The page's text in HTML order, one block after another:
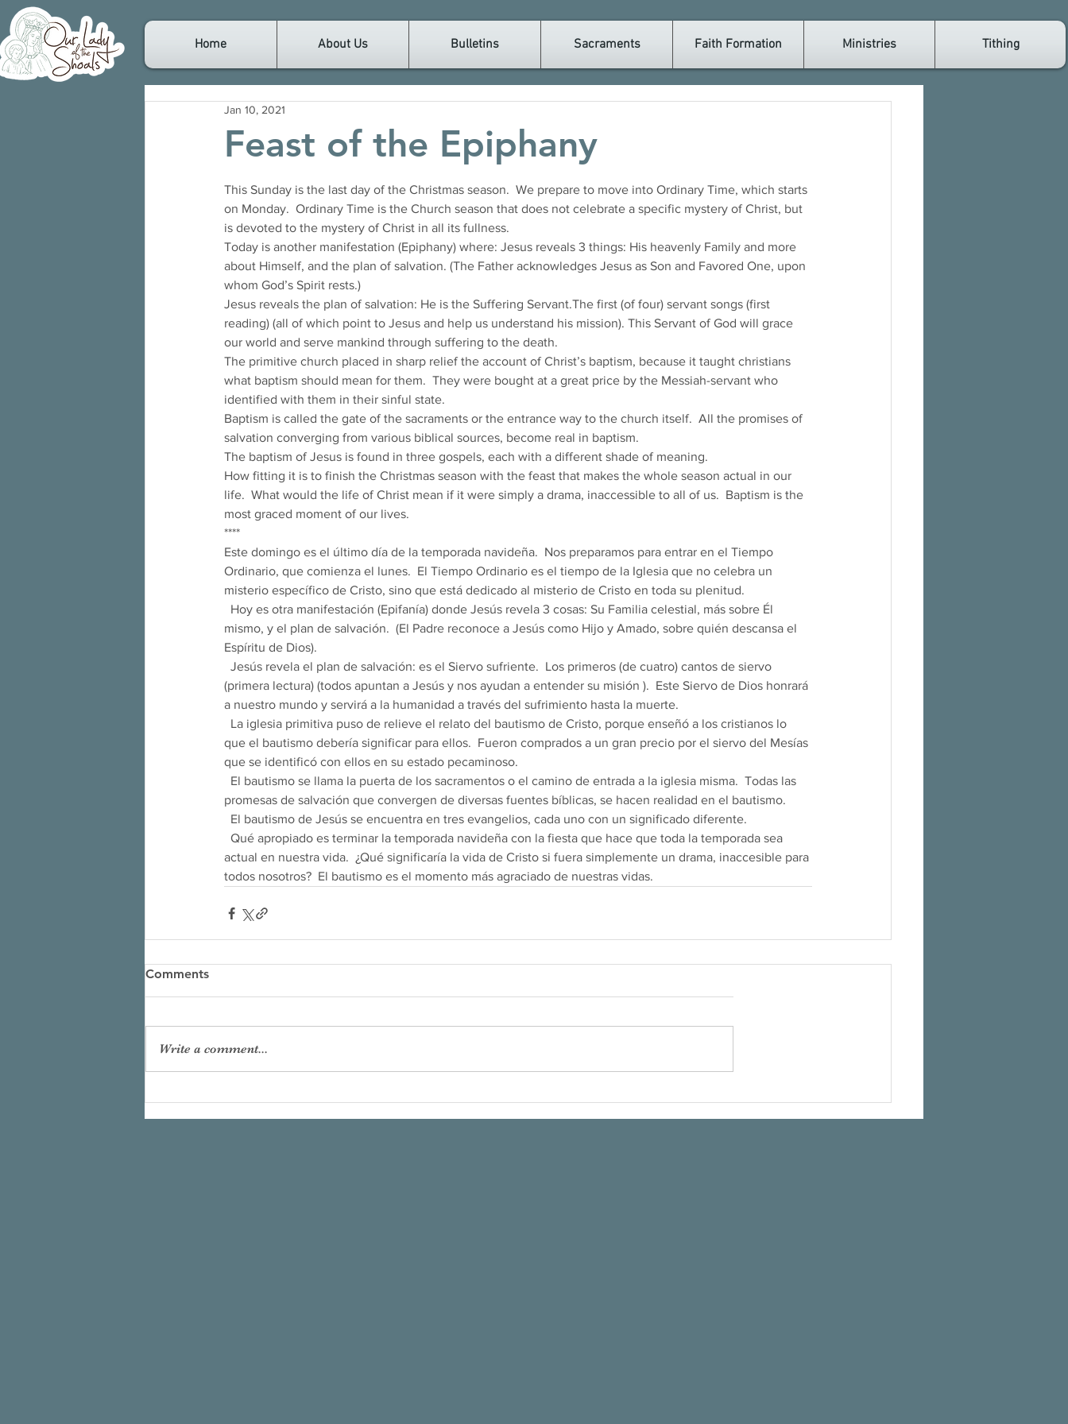
Home About Us Bulletins Sacraments Faith Formation Ministries Tithing
Feast of the Epiphany
Jan 10, 2021
This Sunday is the last day of the Christmas season.  We prepare to move into Ordinary Time, which starts
on Monday.  Ordinary Time is the Church season that does not celebrate a specific mystery of Christ, but
is devoted to the mystery of Christ in all its fullness.
Today is another manifestation (Epiphany) where: Jesus reveals 3 things: His heavenly Family and more
about Himself, and the plan of salvation. (The Father acknowledges Jesus as Son and Favored One, upon
whom God’s Spirit rests.)
Jesus reveals the plan of salvation: He is the Suffering Servant.The first (of four) servant songs (first
reading) (all of which point to Jesus and help us understand his mission). This Servant of God will grace
our world and serve mankind through suffering to the death.
The primitive church placed in sharp relief the account of Christ’s baptism, because it taught christians
what baptism should mean for them.  They were bought at a great price by the Messiah-servant who
identified with them in their sinful state.
Baptism is called the gate of the sacraments or the entrance way to the church itself.  All the promises of
salvation converging from various biblical sources, become real in baptism.
The baptism of Jesus is found in three gospels, each with a different shade of meaning.
How fitting it is to finish the Christmas season with the feast that makes the whole season actual in our
life.  What would the life of Christ mean if it were simply a drama, inaccessible to all of us.  Baptism is the
most graced moment of our lives.
****
Este domingo es el último día de la temporada navideña.  Nos preparamos para entrar en el Tiempo
Ordinario, que comienza el lunes.  El Tiempo Ordinario es el tiempo de la Iglesia que no celebra un
misterio específico de Cristo, sino que está dedicado al misterio de Cristo en toda su plenitud.
mismo, y el plan de salvación.  (El Padre reconoce a Jesús como Hijo y Amado, sobre quién descansa el
Espíritu de Dios).
(primera lectura) (todos apuntan a Jesús y nos ayudan a entender su misión ).  Este Siervo de Dios honrará
a nuestro mundo y servirá a la humanidad a través del sufrimiento hasta la muerte.
que el bautismo debería significar para ellos.  Fueron comprados a un gran precio por el siervo del Mesías
que se identificó con ellos en su estado pecaminoso.
promesas de salvación que convergen de diversas fuentes bíblicas, se hacen realidad en el bautismo.
  El bautismo de Jesús se encuentra en tres evangelios, cada uno con un significado diferente.
actual en nuestra vida.  ¿Qué significaría la vida de Cristo si fuera simplemente un drama, inaccesible para
todos nosotros?  El bautismo es el momento más agraciado de nuestras vidas.
Comments
Write a comment...